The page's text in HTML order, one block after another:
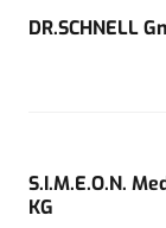
DR.SCHNELL
S.I.M.E.O.N.
KG